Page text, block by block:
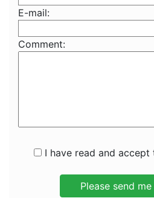
E-mail:
Comment:
I have read and accept